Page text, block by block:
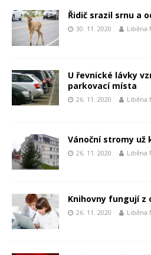
Řidič srazil srnu a
30. 11. 2020 Liběna
U řevnické lávky
parkovací místa
26. 11. 2020 Liběna
Vánoční stromy už
26. 11. 2020 Liběna
Knihovny fungují z
26. 11. 2020 Liběna